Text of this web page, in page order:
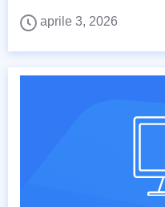
aprile 3, 2026